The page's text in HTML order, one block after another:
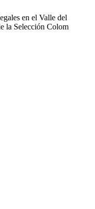
en el Valle del
la Selección Colom